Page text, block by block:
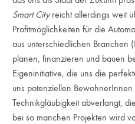
Smart Cityreicht allerdings weit
Profitmöglichkeiten für die
aus unterschiedlichen Branchen
planen, finanzieren und bauen
Eigeninitiative, die uns die
uns potenziellen
Technikgläubigkeit abverlangt,
bei so manchen Projekten wird